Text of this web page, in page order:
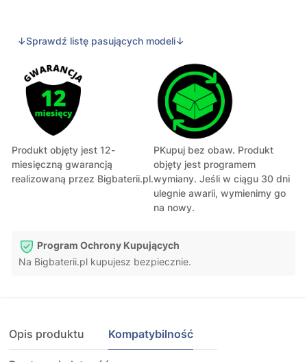
↓Sprawdź listę pasujących modeli↓
Produkt objęty jest 12-
miesięczną gwarancją
realizowaną przez Bigbaterii.pl.
PKupuj bez obaw. Produkt
objęty jest programem
wymiany. Jeśli w ciągu 30 dni
ulegnie awarii, wymienimy go
na nowy.
Program Ochrony Kupujących
Na Bigbaterii.pl kupujesz bezpiecznie.
Opis produktu Kompatybilność